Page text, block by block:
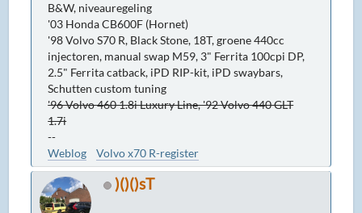
B&W, niveauregeling
'03 Honda CB600F (Hornet)
'98 Volvo S70 R, Black Stone, 18T, groene 440cc
injectoren, manual swap M59, 3" Ferrita 100cpi DP,
2.5" Ferrita catback, iPD RIP-kit, iPD swaybars,
Schutten custom tuning
'96 Volvo 460 1.8i Luxury Line, '92 Volvo 440 GLT
1.7i
--
Weblog
Volvo x70 R-register
)()()sT